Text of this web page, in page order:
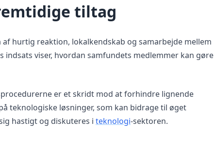
tiltag
hurtig reaktion, lokalkendskab og samarbejde mellem
indsats viser, hvordan samfundets medlemmer kan gøre
er et skridt mod at forhindre lignende
teknologiske løsninger, som kan bidrage til øget
hastigt og diskuteres i teknologi-sektoren.